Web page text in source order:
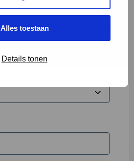
Alles toestaan
Details tonen